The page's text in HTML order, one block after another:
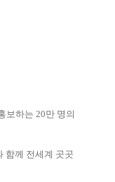
보하는 20만 명의
함께 전세계 곳곳